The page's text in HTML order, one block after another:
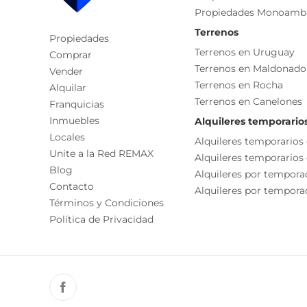
Propiedades
Comprar
Vender
Alquilar
Franquicias
Inmuebles
Locales
Unite a la Red REMAX
Blog
Contacto
Términos y Condiciones
Política de Privacidad
Propiedades
Terrenos
Terrenos en Uruguay
Terrenos en Maldonado
Terrenos en Rocha
Terrenos en Canelones
Alquileres
Alquileres temporarios
Alquileres temporarios
Alquileres por
Alquileres por